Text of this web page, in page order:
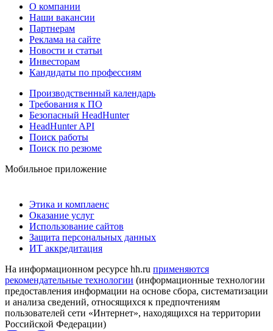
О компании
Наши вакансии
Партнерам
Реклама на сайте
Новости и статьи
Инвесторам
Кандидаты по профессиям
Производственный календарь
Требования к ПО
Безопасный HeadHunter
HeadHunter API
Поиск работы
Поиск по резюме
Мобильное приложение
Этика и комплаенс
Оказание услуг
Использование сайтов
Защита персональных данных
ИТ аккредитация
На информационном ресурсе hh.ru применяются
рекомендательные технологии (информационные технологии
предоставления информации на основе сбора, систематизации
и анализа сведений, относящихся к предпочтениям
пользователей сети «Интернет», находящихся на территории
Российской Федерации)